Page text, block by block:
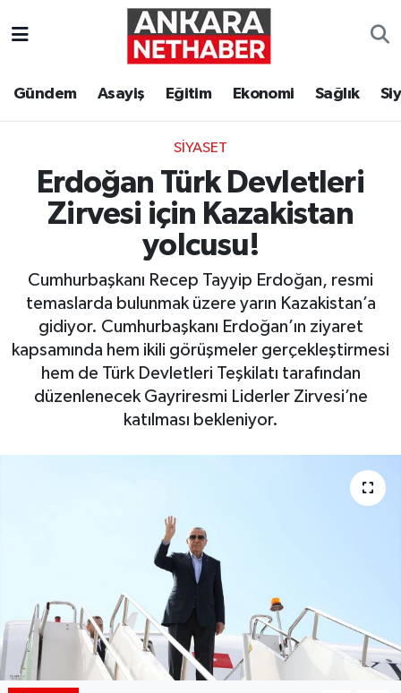
Gündem Asayiş Eğitim Ekonomi Sağlık
SIYASET
Erdoğan Türk Devletleri
Zirvesi için Kazakistan
yolcusu!
Cumhurbaşkanı Recep Tayyip Erdoğan, resmi
temaslarda bulunmak üzere yarın Kazakistan’a
gidiyor. Cumhurbaşkanı Erdoğan’ın ziyaret
kapsamında hem ikili görüşmeler gerçekleştirmesi
hem de Türk Devletleri Teşkilatı tarafından
düzenlenecek Gayriresmi Liderler Zirvesi’ne
katılması bekleniyor.
Ekonomi
Kim Kimdir Nereli
Resmi İlanlar
Sağlık
Ankara Hava Durumu
Tüm Manşetler
Son Dakika Haberleri
Haber Arşivi